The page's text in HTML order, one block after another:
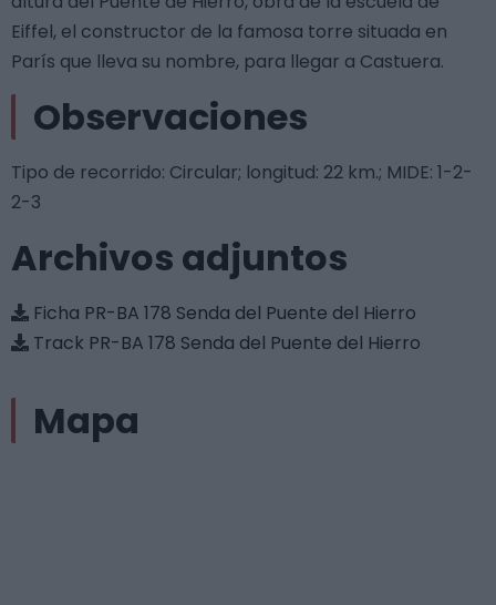
Eiffel, el constructor de la famosa torre situada en
París que lleva su nombre, para llegar a Castuera.
Observaciones
Tipo de recorrido: Circular; longitud: 22 km.; MIDE: 1-2-
2-3
Archivos adjuntos
Ficha PR-BA 178 Senda del Puente del Hierro
Track PR-BA 178 Senda del Puente del Hierro
Mapa